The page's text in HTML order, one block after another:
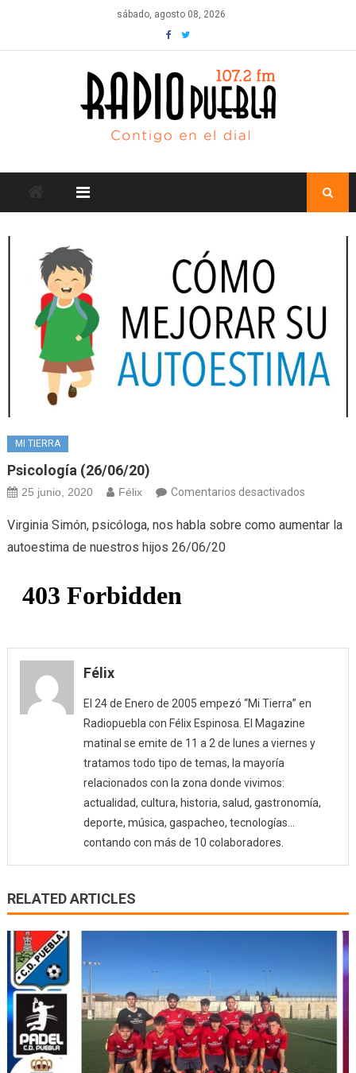
content
sábado, agosto 08, 2026
MI TIERRA
Psicología (26/06/20)
25 junio, 2020 Félix Comentarios desactivadosen
(26/06/
Virginia Simón, psicóloga, nos habla sobre como aumentar la
autoestima de nuestros hijos 26/06/20
Félix
El 24 de Enero de 2005 empezó “Mi Tierra” en
Radiopuebla con Félix Espinosa. El Magazine
matinal se emite de 11 a 2 de lunes a viernes y
tratamos todo tipo de temas, la mayoría
relacionados con la zona donde vivimos:
actualidad, cultura, historia, salud, gastronomía,
deporte, música, gaspacheo, tecnologías…
contando con más de 10 colaboradores.
RELATED ARTICLES